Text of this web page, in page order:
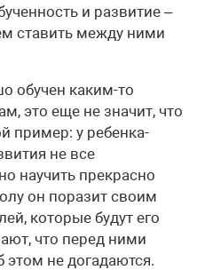
и развитие –
ставить между ними
обучен каким-то
это еще не значит, что
пример: у ребенка-
не все
научить прекрасно
он поразит своим
которые будут его
что перед ними
этом не догадаются.